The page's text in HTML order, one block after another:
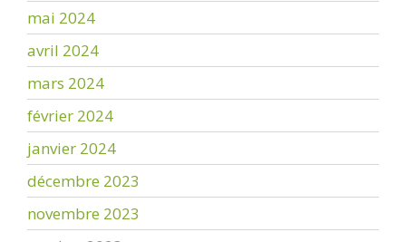
mai 2024
avril 2024
mars 2024
février 2024
janvier 2024
décembre 2023
novembre 2023